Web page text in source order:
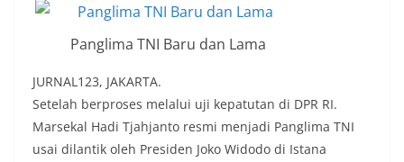
Panglima TNI Baru dan Lama
JURNAL123, JAKARTA.
Setelah berproses melalui uji kepatutan di DPR RI.
Marsekal Hadi Tjahjanto resmi menjadi Panglima TNI
usai dilantik oleh Presiden Joko Widodo di Istana